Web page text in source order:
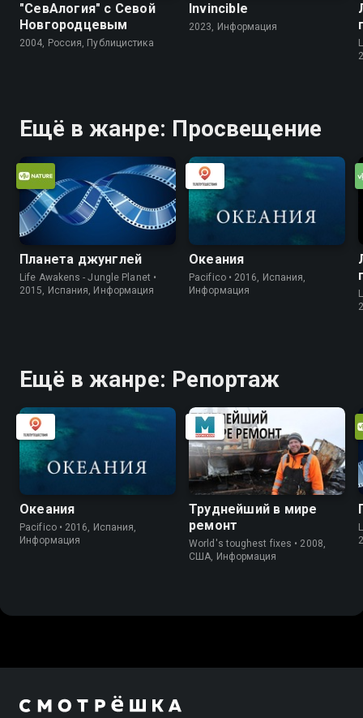
"СевАлогия" с Севой
Новгородцевым
2004, Россия, Публицистика
Invincible
2023, Информация
Ещё в жанре: Просвещение
Планета джунглей
Life Awakens - Jungle Planet •
2015, Испания, Информация
Океания
Pacifico • 2016, Испания,
Информация
Ещё в жанре: Репортаж
Океания
Pacifico • 2016, Испания,
Информация
Труднейший в мире
ремонт
World's toughest fixes • 2008,
США, Информация